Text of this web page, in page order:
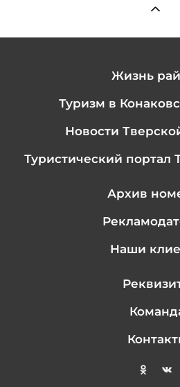
Жизнь
Туризм в
Новости
Туристический портал
Архив
Наши